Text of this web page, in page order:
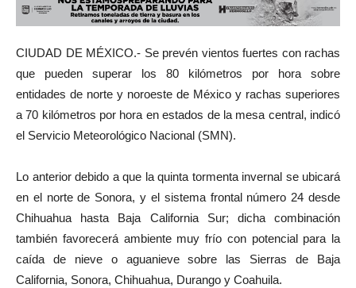
CIUDAD DE MÉXICO.- Se prevén vientos fuertes con rachas
que pueden superar los 80 kilómetros por hora sobre
entidades de norte y noroeste de México y rachas superiores
a 70 kilómetros por hora en estados de la mesa central, indicó
el Servicio Meteorológico Nacional (SMN).
Lo anterior debido a que la quinta tormenta invernal se ubicará
en el norte de Sonora, y el sistema frontal número 24 desde
Chihuahua hasta Baja California Sur; dicha combinación
también favorecerá ambiente muy frío con potencial para la
caída de nieve o aguanieve sobre las Sierras de Baja
California, Sonora, Chihuahua, Durango y Coahuila.